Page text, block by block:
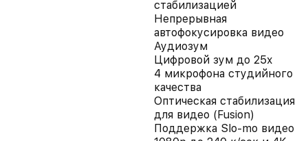
стабилизацией
Непрерывная
автофокусировка видео
Аудиозум
Цифровой зум до 25x
4 микрофона студийного
качества
Оптическая стабилизация
для видео (Fusion)
Поддержка Slo-mo видео